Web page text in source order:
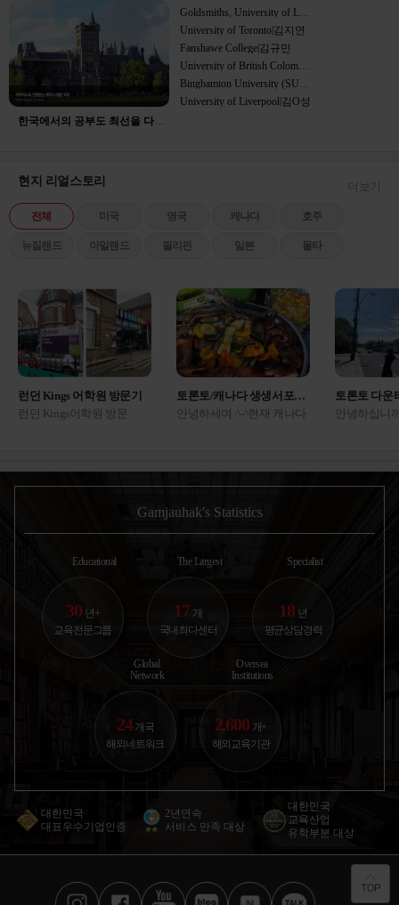
영국
안○
애듀부산 | 컨설턴트 박일평
초등학생 애 비자랑 부모 동반 비자 서류가 이렇
게 복잡할 줄이야.. 혼자...
2025.04.09
애듀부산 | 컨설턴트 센터장
애 친구 엄마가 여기 상담 잘 해준다고 해서 갔
미국
못 하고 갔는데, 아이 성...
영국
송○이
애듀부산 | 컨설턴트 진종현
영국 의대나 명문대 목표라 에이레벨을 해야 하
나 파운데이션을 해야 하나 ...
2025.07.17
애듀부산 | 컨설턴트 이진영
황○경
애듀부산 | 컨설턴트 센터장
2025.10.30
권○윤
애듀부산 | 컨설턴트 박은혜
아이가 운동 좋아하고 자연 친화적인 성향이라
뉴질랜드 추천받았어요. 학교...
2025.11.03
애듀부산 | 컨설턴트 이진영
서구권은 너무 멀고 비용도 부담이라 아시아 쪽
국제학교 알아봤어요. 뉴질...
2026.01.12
오○민
제가 유학 가고 싶다고 엄마한테 계속 떼써서 오
2026.02.27
한국에서의 공부도 최선을 다해 임했지만 영어에 대한 관심이 많았고 해외에서의 고등학교 생활이 저의 견문을 더 넓힐 수 있다는 생각에 유학을 결심했고, 중학교 졸업후 한국 고등학교 진학 대신 유학을 준비하여 2017년 2월부터 캐나다 고등학교에 진학하게 되었습니다.
Goldsmiths, University of London|한민주
University of Toronto|김지연
Fanshawe College|김규민
University of British Colombia (UBC)|정해우
Binghamton University (SUNY)|이치훈
University of Liverpool|김O성
현지 리얼스토리 더보기
전체 미국 영국 캐나다 호주
뉴질랜드 아일랜드 필리핀 일본 몰타
런던 Kings 어학원 방문기
런던 Kings어학원 방문
토론토/캐나다 생생서포터즈 후기
안녕하세여 ^-^현재 캐나다
이를 두군데만 있어보았지
홈스테이는
토론토 다운
안녕하십니
Gamjauhak's Statistics
Educational
30 년+
교육전문그룹
The Largest
17 개
국내최다센터
Specialist
18 년
평균상담경력
Global
Network
24 개국
해외네트워크
Oversea
Institutions
2,600 개+
해외교육기관
대한민국
대표우수기업인증
2년연속
서비스 만족 대상
대한민국
교육산업
유학부분 대상